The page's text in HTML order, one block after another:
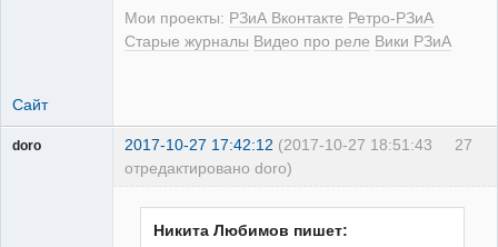
Мои проекты: РЗиА Вконтакте Ретро-РЗиА
Старые журналы Видео про реле Вики РЗиА
Сайт
27
doro 2017-10-27 17:42:12 (2017-10-27 18:51:43
отредактировано doro)
Никита Любимов пишет: